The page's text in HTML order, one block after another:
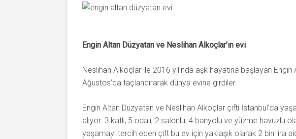
Engin Altan Düzyatan ve Neslihan Alkoçlar’ın evi
Neslihan Alkoçlar ile 2016 yılında aşk hayatına başlayan
Ağustos’da taçlandırarak dünya evine girdiler.
Engin Altan Düzyatan ve Neslihan Alkoçlar çifti İstanbul’da
alıyor. 3 katlı, 5 odalı, 2 salonlu, 4 banyolu ve yüzme havuzlu
yaşamayı tercih eden çift bu ev için yaklaşık olarak 2 bin lira